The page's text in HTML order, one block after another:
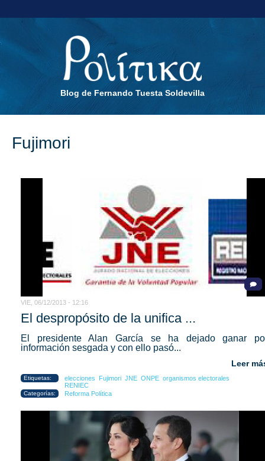
Blog de Fernando Tuesta Soldevilla
Fujimori
VIE, 06/12/2013 - 12:16
El despropósito de la unifica ...
El presidente Alan García se ha dejado ganar
información sesgada y con ello pasó...
Leer
Etiquetas: elecciones Fujimori JNE ONPE organismos electorales
RENIEC
Categorías: Reforma Política